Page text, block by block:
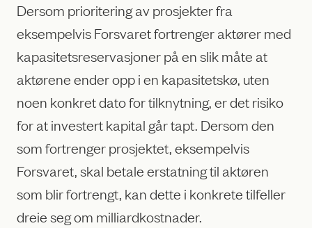
Dersom prioritering av prosjekter fra
eksempelvis Forsvaret fortrenger aktører med
kapasitetsreservasjoner på en slik måte at
aktørene ender opp i en kapasitetskø, uten
noen konkret dato for tilknytning, er det risiko
for at investert kapital går tapt. Dersom den
som fortrenger prosjektet, eksempelvis
Forsvaret, skal betale erstatning til aktøren
som blir fortrengt, kan dette i konkrete tilfeller
dreie seg om milliardkostnader.